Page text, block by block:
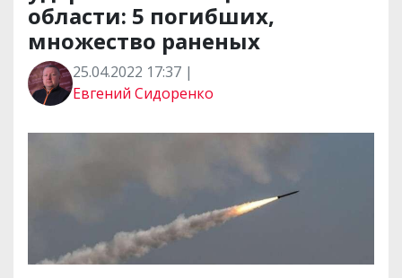
области: 5 погибших,
множество раненых
25.04.2022 17:37 |
Евгений Сидоренко